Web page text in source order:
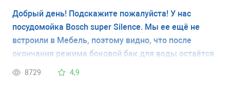
Добрый день! Подскажите пожалуйста! У нас
посудомойка Bosch super Silence. Мы ее ещё не
встроили в Мебель, поэтому видно, что после
окончания режима боковой бак для воды остаётся
полон. Вода оттуда не сливается. Это нормальное
8729 4,9